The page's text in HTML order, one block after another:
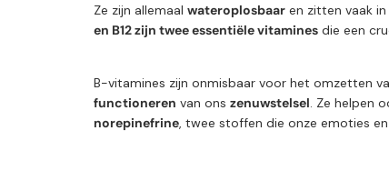
Ze zijn allemaal wateroplosbaar en zitten vaak
en B12 zijn twee essentiële vitamines die een
B-vitamines zijn onmisbaar voor het omzetten
functioneren van ons zenuwstelsel. Ze helpen
norepinefrine, twee stoffen die onze emoties